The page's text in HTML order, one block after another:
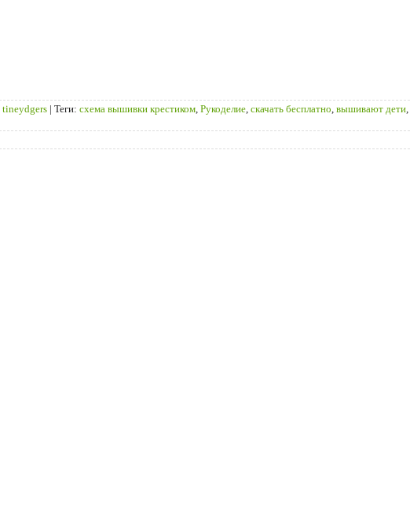
tineydgers | Теги: схема вышивки крестиком Рукоделие скачать бесплатно вышивают дети